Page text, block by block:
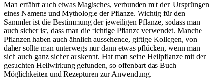
Man erfährt auch etwas Magisches, verbunden mit den Ursprüngen
eines Namens und Mythologie der Pflanze. Wichtig für den
Sammler ist die Bestimmung der jeweiligen Pflanze, sodass man
auch sicher ist, dass man die richtige Pflanze verwendet. Manche
Pflanzen haben auch ähnlich aussehende, giftige Kollegen, von
daher sollte man unterwegs nur dann etwas pflücken, wenn man
sich auch ganz sicher auskennt. Hat man seine Heilpflanze mit der
gesuchten Heilwirkung gefunden, so offenbart das Buch
Möglichkeiten und Rezepturen zur Anwendung.